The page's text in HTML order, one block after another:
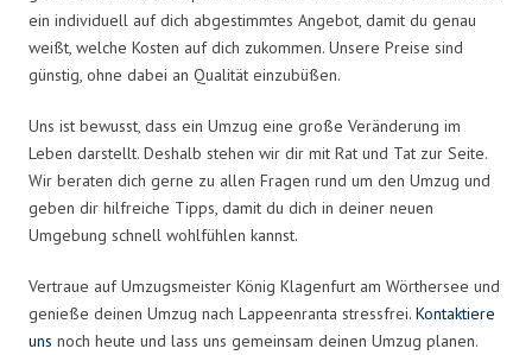
ein individuell auf dich abgestimmtes Angebot, damit du genau
weißt, welche Kosten auf dich zukommen. Unsere Preise sind
günstig, ohne dabei an Qualität einzubüßen.
Uns ist bewusst, dass ein Umzug eine große Veränderung im
Leben darstellt. Deshalb stehen wir dir mit Rat und Tat zur Seite.
Wir beraten dich gerne zu allen Fragen rund um den Umzug und
geben dir hilfreiche Tipps, damit du dich in deiner neuen
Umgebung schnell wohlfühlen kannst.
Vertraue auf Umzugsmeister König Klagenfurt am Wörthersee und
genieße deinen Umzug nach Lappeenranta stressfrei. Kontaktiere
uns noch heute und lass uns gemeinsam deinen Umzug planen.